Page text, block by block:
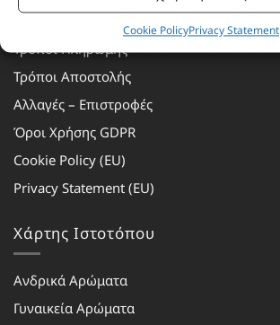
Cookie PolicyPrivacy Statement
Τρόποι Πληρωμής
Τρόποι Αποστολής
Αλλαγές – Επιστροφές
Όροι Χρήσης GDPR
Cookie Policy (EU)
Privacy Statement (EU)
Χάρτης Ιστοτόπου
Ανδρικά Αρώματα
Γυναικεία Αρώματα